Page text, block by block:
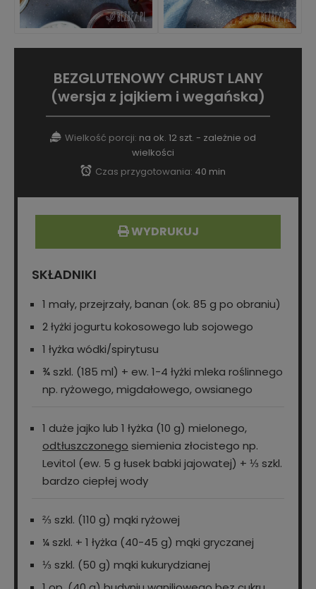
BEZGLUTENOWY CHRUST LANY
(wersja z jajkiem i wegańska)
Wielkość porcji: na ok. 12 szt. - zależnie od
wielkości
Czas przygotowania: 40 min
WYDRUKUJ
SKŁADNIKI
1 mały, przejrzały, banan (ok. 85 g po obraniu)
2 łyżki jogurtu kokosowego lub sojowego
1 łyżka wódki/spirytusu
¾ szkl. (185 ml) + ew. 1-4 łyżki mleka roślinnego
np. ryżowego, migdałowego, owsianego
1 duże jajko lub 1 łyżka (10 g) mielonego,
odtłuszczonego siemienia złocistego np.
Levitol (ew. 5 g łusek babki jajowatej) + ⅓ szkl.
bardzo ciepłej wody
⅔ szkl. (110 g) mąki ryżowej
¼ szkl. + 1 łyżka (40-45 g) mąki gryczanej
⅓ szkl. (50 g) mąki kukurydzianej